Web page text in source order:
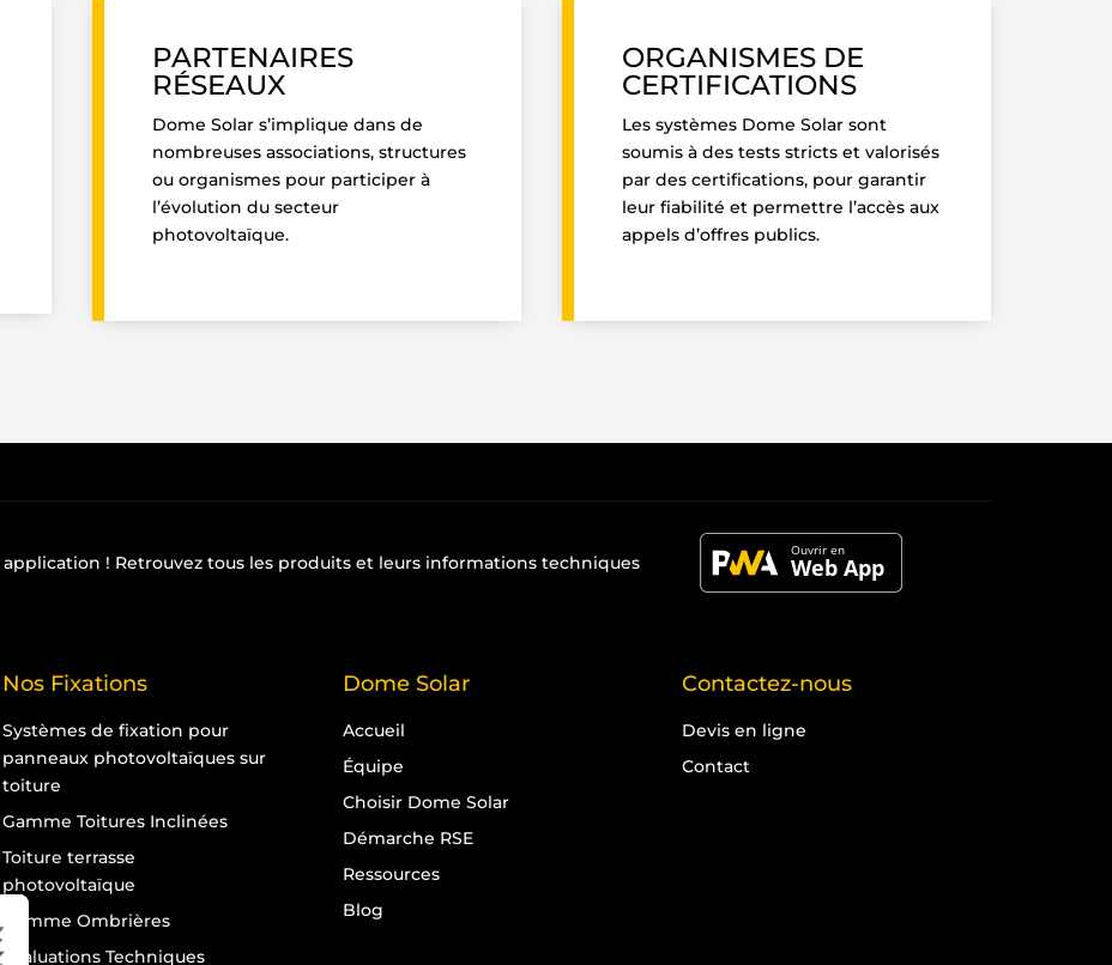
PARTENAIRES
RÉSEAUX
Dome Solar s’implique dans de
nombreuses associations, structures
ou organismes pour participer à
l’évolution du secteur
photovoltaïque.
ORGANISMES DE
CERTIFICATIONS
Les systèmes Dome Solar sont
soumis à des tests stricts et valorisés
par des certifications, pour garantir
leur fiabilité et permettre l’accès aux
appels d’offres publics.
application ! Retrouvez tous les produits et leurs informations techniques
Nos Fixations
Systèmes de fixation pour
panneaux photovoltaïques sur
toiture
Gamme Toitures Inclinées
Toiture terrasse
photovoltaïque
Gamme Ombrières
Évaluations Techniques
Dome Solar
Accueil
Équipe
Choisir Dome Solar
Démarche RSE
Ressources
Blog
Contactez-nous
Devis en ligne
Contact